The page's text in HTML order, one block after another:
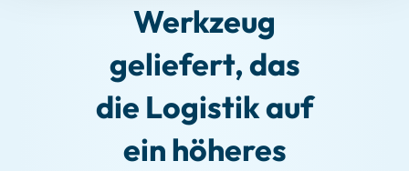
Werkzeug
geliefert, das
die Logistik auf
ein höheres